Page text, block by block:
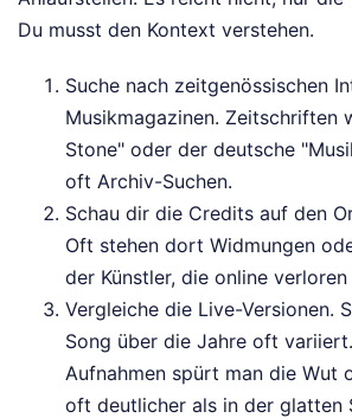
Du musst den Kontext verstehen.
Suche nach zeitgenössischen
Musikmagazinen. Zeitschriften
Stone" oder der deutsche
oft Archiv-Suchen.
Schau dir die Credits auf den
Oft stehen dort Widmungen
der Künstler, die online verloren
Vergleiche die Live-Versionen.
Song über die Jahre oft
Aufnahmen spürt man die Wut
oft deutlicher als in der glatten